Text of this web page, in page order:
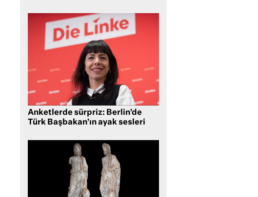
Anketlerde sürpriz: Berlin’de
Türk Başbakan’ın ayak sesleri